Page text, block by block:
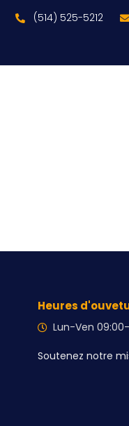
(514) 525-5212
Heures
Lun-Ven 09:00-
Soutenez notre